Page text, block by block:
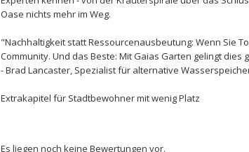
Oase nichts mehr im Weg.
"Nachhaltigkeit statt Ressourcenausbeutung: Wenn Sie
Community. Und das Beste: Mit Gaias Garten gelingt
- Brad Lancaster, Spezialist für alternative
Extrakapitel für Stadtbewohner mit wenig Platz
Es liegen noch keine Bewertungen vor.